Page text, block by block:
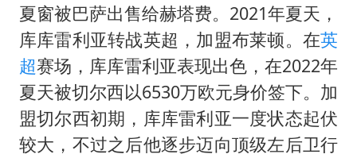
夏窗被巴萨出售给赫塔费。2021年夏天，
库库雷利亚转战英超，加盟布莱顿。在英
超赛场，库库雷利亚表现出色，在2022年
夏天被切尔西以6530万欧元身价签下。加
盟切尔西初期，库库雷利亚一度状态起伏
较大，不过之后他逐步迈向顶级左后卫行